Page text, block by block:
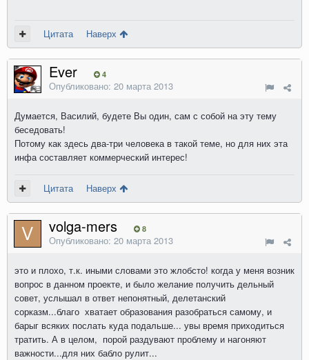
Цитата Наверх
Ever 4
Опубликовано: 20 марта 2013
Думается, Василий, будете Вы один, сам с собой на эту тему
беседовать!
Потому как здесь два-три человека в такой теме, но для них эта
инфа составляет коммерческий интерес!
Цитата Наверх
volga-mers 8
Опубликовано: 20 марта 2013
это и плохо, т.к. иными словами это жлобсто! когда у меня возник
вопрос в данном проекте, и было желание получить дельный
совет, услышал в ответ непонятный, делетанский
сорказм...благо хватает образования разобраться самому, и
барыг всяких послать куда подальше... увы время приходиться
тратить. А в целом, порой раздувают проблему и нагоняют
важности...для них бабло рулит...